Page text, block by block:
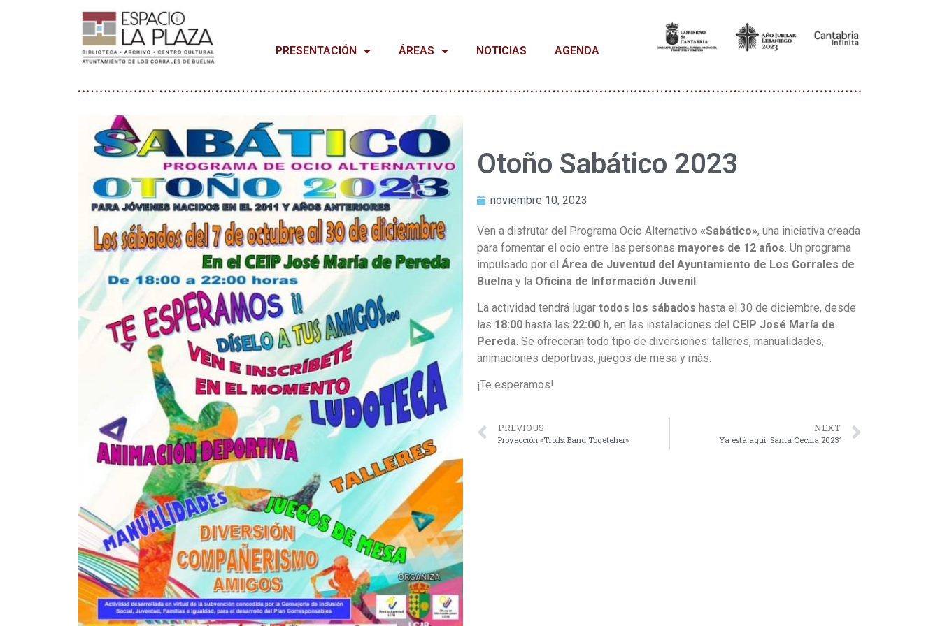
PRESENTACIÓN ÁREAS NOTICIAS AGENDA
Otoño Sabático 2023
noviembre 10, 2023
Ven a disfrutar del Programa Ocio Alternativo «Sabático», una iniciativa creada
para fomentar el ocio entre las personas mayores de 12 años . Un programa
impulsado por el Área de Juventud del Ayuntamiento de Los Corrales de
Buelna y la Oficina de Información Juvenil
La actividad tendrá lugar todos los sábados hasta el 30 de diciembre, desde
las 18:00 hasta las 22:00 h, en las instalaciones del CEIP José María de
Pereda. Se ofrecerán todo tipo de diversiones: talleres, manualidades,
animaciones deportivas, juegos de mesa y más.
¡Te esperamos!
PREVIOUS
Proyección «Trolls: Band Togeteher»
NEXT
Ya está aquí ‘Santa Cecilia 2023’